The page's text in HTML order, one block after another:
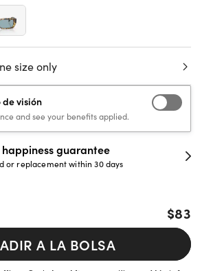
size only
visión
and see your benefits applied.
guarantee
or replacement within 30 days
$83
A LA BOLSA